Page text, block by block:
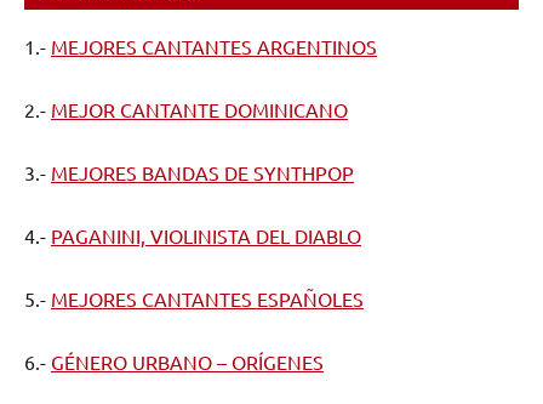
1.- MEJORES CANTANTES ARGENTINOS
2.- MEJOR CANTANTE DOMINICANO
3.- MEJORES BANDAS DE SYNTHPOP
4.- PAGANINI, VIOLINISTA DEL DIABLO
5.- MEJORES CANTANTES ESPAÑOLES
6.- GÉNERO URBANO – ORÍGENES